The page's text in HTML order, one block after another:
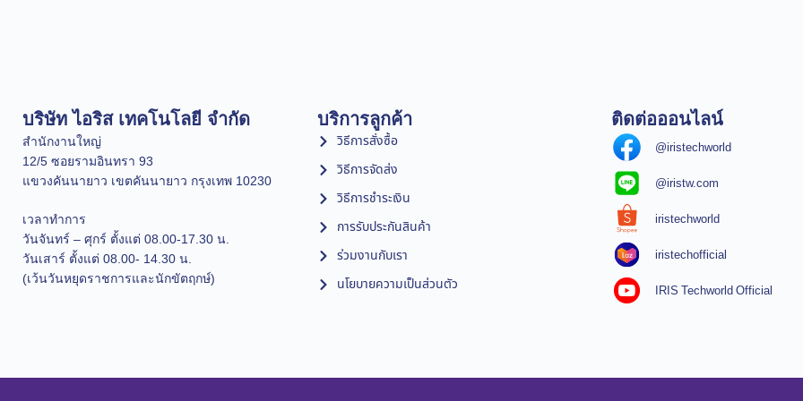
บริษัท ไอริส เทคโนโลยี จำกัด
สำนักงานใหญ่
12/5 ซอยรามอินทรา 93
แขวงคันนายาว เขตคันนายาว กรุงเทพ 10230
เวลาทำการ
วันจันทร์ – ศุกร์ ตั้งแต่ 08.00-17.30 น.
วันเสาร์ ตั้งแต่ 08.00- 14.30 น.
(เว้นวันหยุดราชการและนักขัตฤกษ์)
บริการลูกค้า
วิธีการสั่งซื้อ
วิธีการจัดส่ง
วิธีการชำระเงิน
การรับประกันสินค้า
ร่วมงานกับเรา
นโยบายความเป็นส่วนตัว
ติดต่อออนไลน์
@iristechworld
@iristw.com
iristechworld
iristechofficial
IRIS Techworld Official